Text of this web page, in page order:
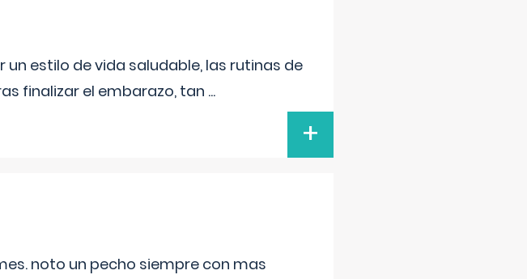
estilo de vida saludable, las rutinas de
finalizar el embarazo, tan ...
+
noto un pecho siempre con mas